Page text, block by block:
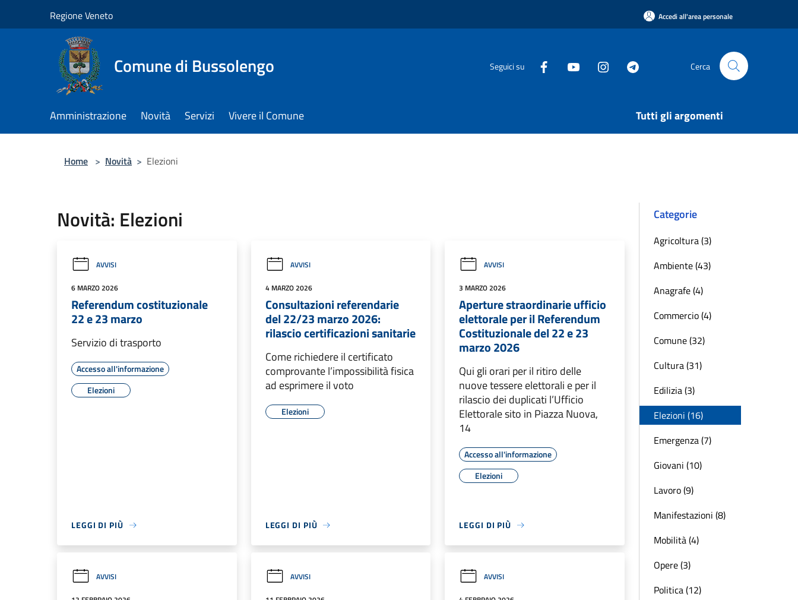
Regione Veneto Accedi all'area personale
Comune di Bussolengo Seguici su Cerca
Amministrazione Novità Servizi Vivere il Comune Tutti gli argomenti
Home > Novità > Elezioni
Novità: Elezioni
AVVISI
6 MARZO 2026
Referendum costituzionale
22 e 23 marzo
Servizio di trasporto
Accesso all'informazione
Elezioni
LEGGI DI PIÙ
AVVISI
4 MARZO 2026
Consultazioni referendarie
del 22/23 marzo 2026:
rilascio certificazioni sanitarie
Come richiedere il certificato
comprovante l’impossibilità fisica
ad esprimere il voto
Elezioni
LEGGI DI PIÙ
AVVISI
3 MARZO 2026
Aperture straordinarie ufficio
elettorale per il Referendum
Costituzionale del 22 e 23
marzo 2026
Qui gli orari per il ritiro delle
nuove tessere elettorali e per il
rilascio dei duplicati l’Ufficio
Elettorale sito in Piazza Nuova,
14
Accesso all'informazione
Elezioni
LEGGI DI PIÙ
AVVISI AVVISI AVVISI
Categorie
Agricoltura (3)
Ambiente (43)
Anagrafe (4)
Commercio (4)
Comune (32)
Cultura (31)
Edilizia (3)
Elezioni (16)
Emergenza (7)
Giovani (10)
Lavoro (9)
Manifestazioni (8)
Mobilità (4)
Opere (3)
Politica (12)